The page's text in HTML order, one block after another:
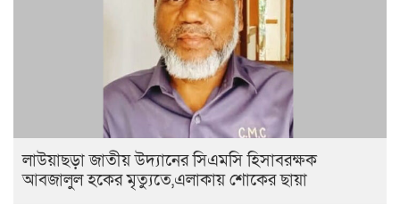
লাউয়াছড়া জাতীয় উদ্যানের সিএমসি হিসাবরক্ষক
আবজালুল হকের মৃত্যুতে,এলাকায় শোকের ছায়া